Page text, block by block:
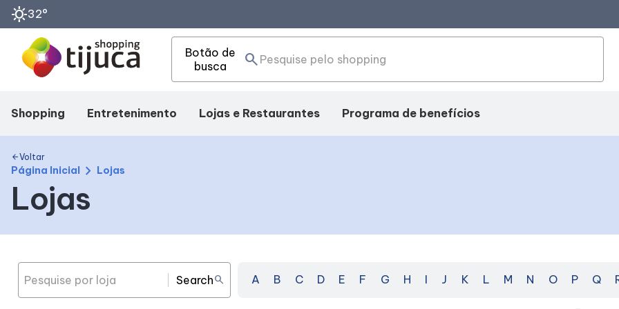
sunny32°
Botão de
busca
search
Shopping
Mapa Interno
Facilidades
Como Chegar
Horários
Entretenimento
Fique por dentro
Eventos
Lojas e Restaurantes
Taste
Programa de benefícios
arrow_backVoltar
Página Inicial chevron_right Lojas
Lojas
Searchsearch A B C D E F G H I J K L M N O P Q